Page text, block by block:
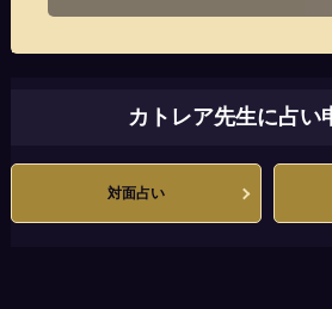
カトレア先生に占い
対面占い